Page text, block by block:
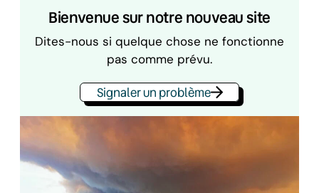
Bienvenue sur notre nouveau site
Dites-nous si quelque chose ne fonctionne
pas comme prévu.
Signaler un problème